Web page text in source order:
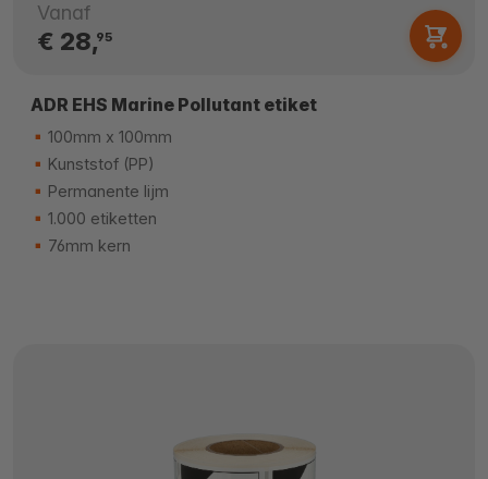
Vanaf
€ 28,95
ADR EHS Marine Pollutant etiket
100mm x 100mm
Kunststof (PP)
Permanente lijm
1.000 etiketten
76mm kern